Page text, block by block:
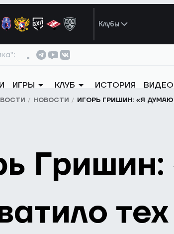
Клубы
ИГРЫ КЛУБ ИСТОРИЯ ВИДЕО
НОВОСТИ ИГОРЬ ГРИШИН: «Я